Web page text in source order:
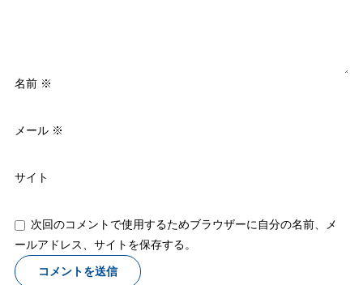
名前 ※
メール ※
サイト
次回のコメントで使用するためブラウザーに自分の名前、メ
ールアドレス、サイトを保存する。